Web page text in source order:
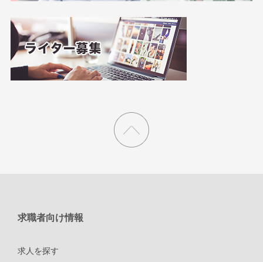
求職者向け情報
求人を探す